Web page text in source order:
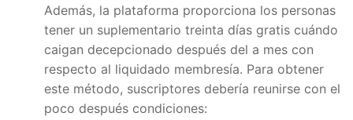
Además, la plataforma proporciona los personas
tener un suplementario treinta días gratis cuándo
caigan decepcionado después del a mes con
respecto al liquidado membresía. Para obtener
este método, suscriptores debería reunirse con el
poco después condiciones: